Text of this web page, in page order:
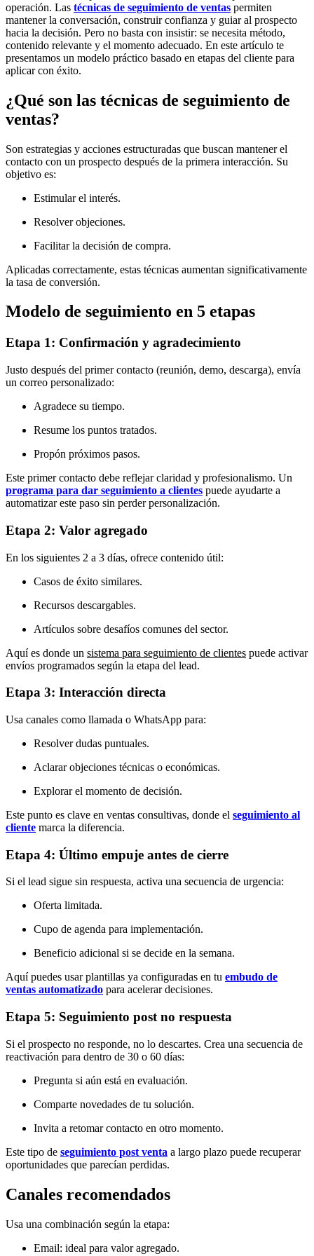
operación. Las técnicas de seguimiento de ventas permiten
mantener la conversación, construir confianza y guiar al prospecto
hacia la decisión. Pero no basta con insistir: se necesita método,
contenido relevante y el momento adecuado. En este artículo te
presentamos un modelo práctico basado en etapas del cliente para
aplicar con éxito.
¿Qué son las técnicas de seguimiento de
ventas?
Son estrategias y acciones estructuradas que buscan mantener el
contacto con un prospecto después de la primera interacción. Su
objetivo es:
Estimular el interés.
Resolver objeciones.
Facilitar la decisión de compra.
Aplicadas correctamente, estas técnicas aumentan significativamente
la tasa de conversión.
Modelo de seguimiento en 5 etapas
Etapa 1: Confirmación y agradecimiento
Justo después del primer contacto (reunión, demo, descarga), envía
un correo personalizado:
Agradece su tiempo.
Resume los puntos tratados.
Propón próximos pasos.
Este primer contacto debe reflejar claridad y profesionalismo. Un
programa para dar seguimiento a clientes puede ayudarte a
automatizar este paso sin perder personalización.
Etapa 2: Valor agregado
En los siguientes 2 a 3 días, ofrece contenido útil:
Casos de éxito similares.
Recursos descargables.
Artículos sobre desafíos comunes del sector.
Aquí es donde un sistema para seguimiento de clientes puede activar
envíos programados según la etapa del lead.
Etapa 3: Interacción directa
Usa canales como llamada o WhatsApp para:
Resolver dudas puntuales.
Aclarar objeciones técnicas o económicas.
Explorar el momento de decisión.
Este punto es clave en ventas consultivas, donde el seguimiento al
cliente marca la diferencia.
Etapa 4: Último empuje antes de cierre
Si el lead sigue sin respuesta, activa una secuencia de urgencia:
Oferta limitada.
Cupo de agenda para implementación.
Beneficio adicional si se decide en la semana.
Aquí puedes usar plantillas ya configuradas en tu embudo de
ventas automatizado para acelerar decisiones.
Etapa 5: Seguimiento post no respuesta
Si el prospecto no responde, no lo descartes. Crea una secuencia de
reactivación para dentro de 30 o 60 días:
Pregunta si aún está en evaluación.
Comparte novedades de tu solución.
Invita a retomar contacto en otro momento.
Este tipo de seguimiento post venta a largo plazo puede recuperar
oportunidades que parecían perdidas.
Canales recomendados
Usa una combinación según la etapa:
Email: ideal para valor agregado.